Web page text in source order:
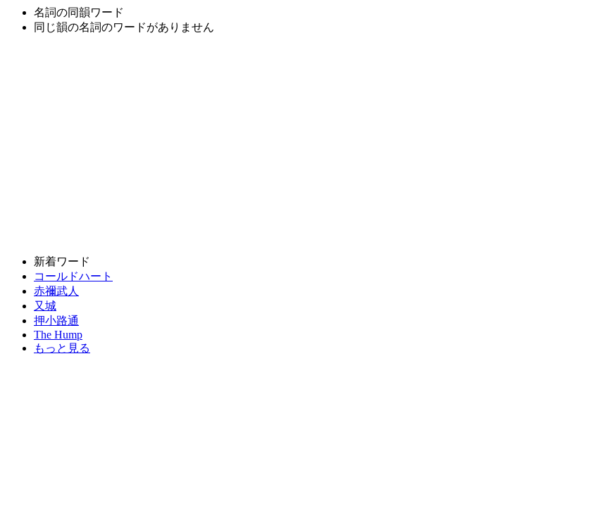
名詞の同韻ワード
同じ韻の名詞のワードがありません
新着ワード
コールドハート
赤禰武人
又城
押小路通
The Hump
もっと見る